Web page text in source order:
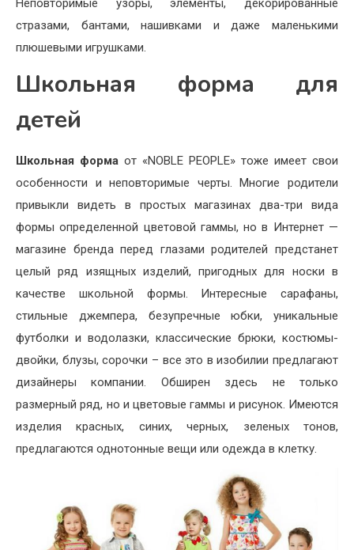
Неповторимые узоры, элементы, декорированные
стразами, бантами, нашивками и даже маленькими
плюшевыми игрушками.
Школьная форма для
детей
Школьная форма от «NOBLE PEOPLE» тоже имеет свои
особенности и неповторимые черты. Многие родители
привыкли видеть в простых магазинах два-три вида
формы определенной цветовой гаммы, но в Интернет —
магазине бренда перед глазами родителей предстанет
целый ряд изящных изделий, пригодных для носки в
качестве школьной формы. Интересные сарафаны,
стильные джемпера, безупречные юбки, уникальные
футболки и водолазки, классические брюки, костюмы-
двойки, блузы, сорочки – все это в изобилии предлагают
дизайнеры компании. Обширен здесь не только
размерный ряд, но и цветовые гаммы и рисунок. Имеются
изделия красных, синих, черных, зеленых тонов,
предлагаются однотонные вещи или одежда в клетку.